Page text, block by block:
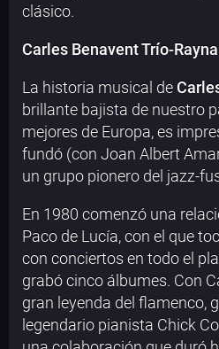
clásico.
Carles Benavent Trío-
La historia musical de
brillante bajista de nuestro
mejores de Europa, es
fundó (con Joan Albert
un grupo pionero del jazz-
En 1980 comenzó una
Paco de Lucía, con el que
con conciertos en todo el
grabó cinco álbumes. Con
gran leyenda del flamenco,
legendario pianista Chick